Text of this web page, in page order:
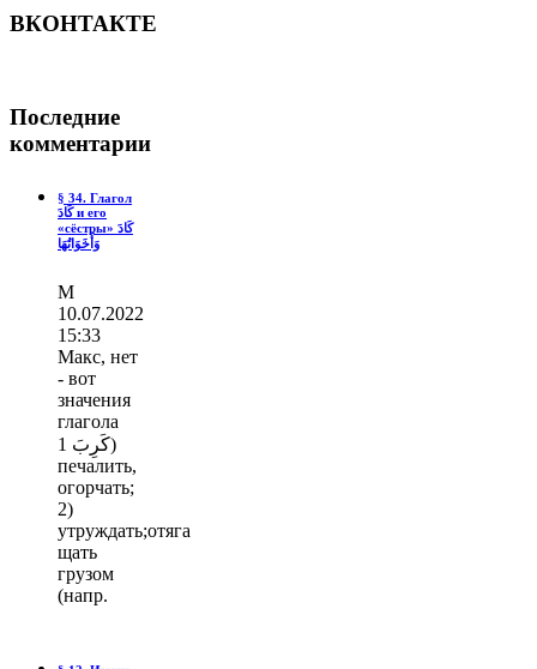
ВКОНТАКТЕ
Последние
комментарии
§ 34. Глагол
كَادَ и его
«сёстры» كَادَ
وَأَخَوَاتُهَا
М
10.07.2022
15:33
Макс, нет
- вот
значения
глагола
كَرِبَ 1)
печалить,
огорчать;
2)
утруждать;отяга
щать
грузом
(напр.